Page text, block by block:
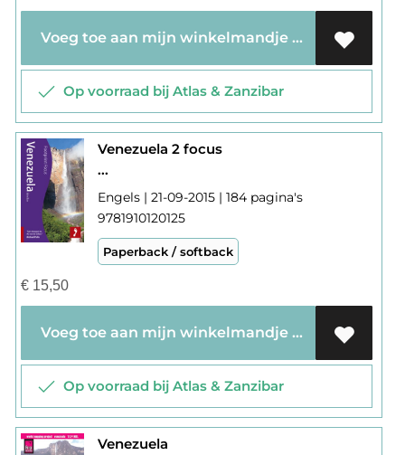
Voeg toe aan mijn winkelmandje
Op voorraad bij Atlas & Zanzibar
Venezuela 2 focus
...
Engels | 21-09-2015 | 184 pagina's
9781910120125
Paperback / softback
€15,50
Voeg toe aan mijn winkelmandje
Op voorraad bij Atlas & Zanzibar
Venezuela